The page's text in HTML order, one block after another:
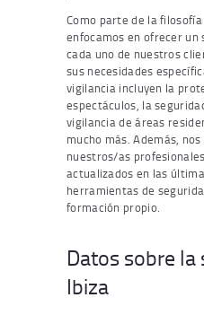
Como parte de la
enfocamos en ofrecer un
cada uno de nuestros
sus necesidades
vigilancia incluyen la
espectáculos, la
vigilancia de áreas
mucho más. Además,
nuestros/as
actualizados en las
herramientas de
formación propio.
Datos sobre la
Ibiza